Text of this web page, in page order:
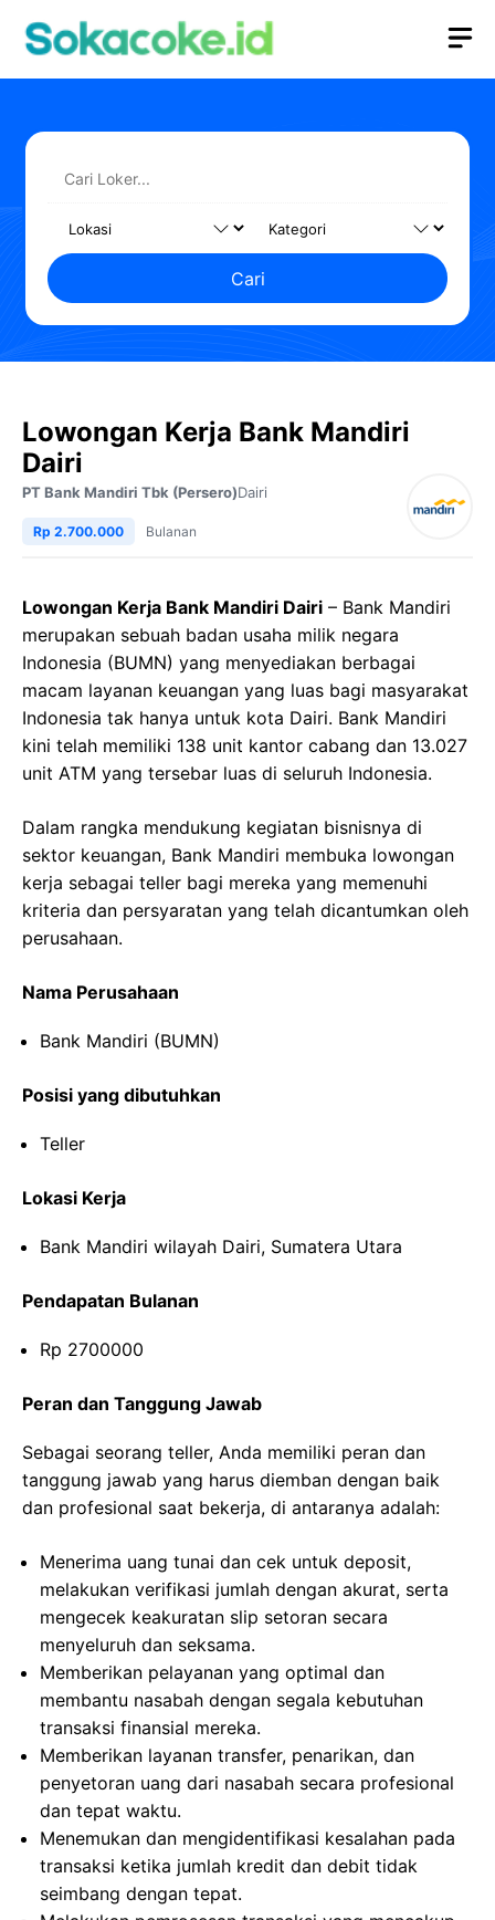
Cari
Lowongan Kerja Bank Mandiri
Dairi
PT Bank Mandiri Tbk (Persero)Dairi
Rp 2.700.000 Bulanan
Lowongan Kerja Bank Mandiri Dairi – Bank Mandiri
merupakan sebuah badan usaha milik negara
Indonesia (BUMN) yang menyediakan berbagai
macam layanan keuangan yang luas bagi masyarakat
Indonesia tak hanya untuk kota Dairi. Bank Mandiri
kini telah memiliki 138 unit kantor cabang dan 13.027
unit ATM yang tersebar luas di seluruh Indonesia.
Dalam rangka mendukung kegiatan bisnisnya di
sektor keuangan, Bank Mandiri membuka lowongan
kerja sebagai teller bagi mereka yang memenuhi
kriteria dan persyaratan yang telah dicantumkan oleh
perusahaan.
Nama Perusahaan
Bank Mandiri (BUMN)
Posisi yang dibutuhkan
Teller
Lokasi Kerja
Bank Mandiri wilayah Dairi, Sumatera Utara
Pendapatan Bulanan
Rp 2700000
Peran dan Tanggung Jawab
Sebagai seorang teller, Anda memiliki peran dan
tanggung jawab yang harus diemban dengan baik
dan profesional saat bekerja, di antaranya adalah:
Menerima uang tunai dan cek untuk deposit,
melakukan verifikasi jumlah dengan akurat, serta
mengecek keakuratan slip setoran secara
menyeluruh dan seksama.
Memberikan pelayanan yang optimal dan
membantu nasabah dengan segala kebutuhan
transaksi finansial mereka.
Memberikan layanan transfer, penarikan, dan
penyetoran uang dari nasabah secara profesional
dan tepat waktu.
Menemukan dan mengidentifikasi kesalahan pada
transaksi ketika jumlah kredit dan debit tidak
seimbang dengan tepat.